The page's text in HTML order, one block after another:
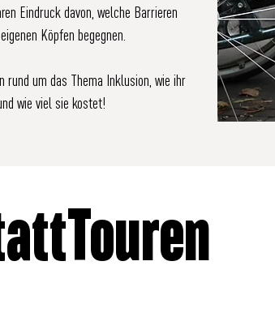
Eindruck davon, welche Barrieren
Köpfen begegnen.
rund um das Thema Inklusion, wie ihr
wie viel sie kostet!